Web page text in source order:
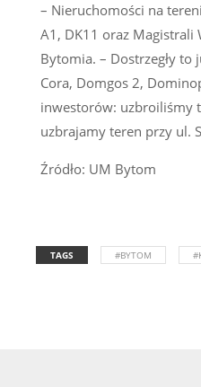
– Nieruchomości na
A1, DK11 oraz Magistrali
Bytomia. – Dostrzegły
Cora, Domgos 2,
inwestorów: uzbroiliśmy
uzbrajamy teren przy ul.
Źródło: UM Bytom
TAGS #BYTOM